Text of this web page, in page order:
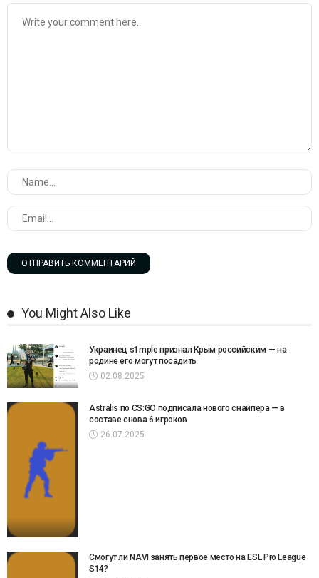
You Might Also Like
Украинец s1mple признал Крым российским — на
родине его могут посадить
02.08.2025
Astralis по CS:GO подписала нового снайпера — в
составе снова 6 игроков
26.07.2025
Смогут ли NAVI занять первое место на ESL Pro League
S14?